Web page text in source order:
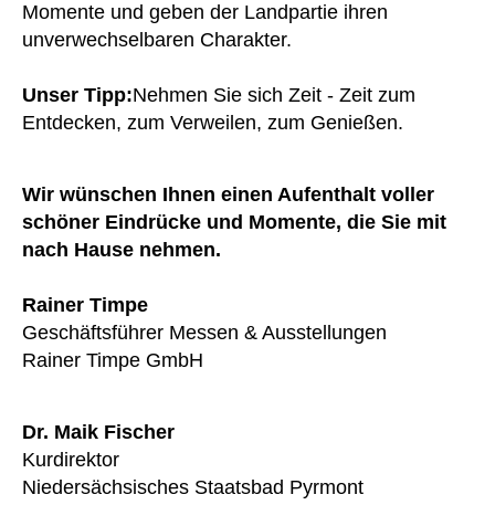
Momente und geben der Landpartie ihren
unverwechselbaren Charakter.
Unser Tipp:Nehmen Sie sich Zeit - Zeit zum
Entdecken, zum Verweilen, zum Genießen.
Wir wünschen Ihnen einen Aufenthalt voller
schöner Eindrücke und Momente, die Sie mit
nach Hause nehmen.
Rainer Timpe
Geschäftsführer Messen & Ausstellungen
Rainer Timpe GmbH
Dr. Maik Fischer
Kurdirektor
Niedersächsisches Staatsbad Pyrmont